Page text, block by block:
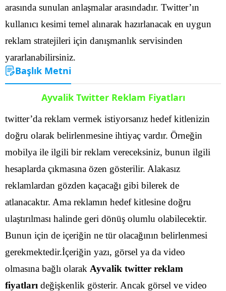
arasında sunulan anlaşmalar arasındadır. Twitter’ın
kullanıcı kesimi temel alınarak hazırlanacak en uygun
reklam stratejileri için danışmanlık servisinden
yararlanabilirsiniz.
Başlık Metni
Ayvalik Twitter Reklam Fiyatları
twitter’da reklam vermek istiyorsanız hedef kitlenizin
doğru olarak belirlenmesine ihtiyaç vardır. Örneğin
mobilya ile ilgili bir reklam vereceksiniz, bunun ilgili
hesaplarda çıkmasına özen gösterilir. Alakasız
reklamlardan gözden kaçacağı gibi bilerek de
atlanacaktır. Ama reklamın hedef kitlesine doğru
ulaştırılması halinde geri dönüş olumlu olabilecektir.
Bunun için de içeriğin ne tür olacağının belirlenmesi
gerekmektedir.İçeriğin yazı, görsel ya da video
olmasına bağlı olarak Ayvalik twitter reklam
fiyatları değişkenlik gösterir. Ancak görsel ve video